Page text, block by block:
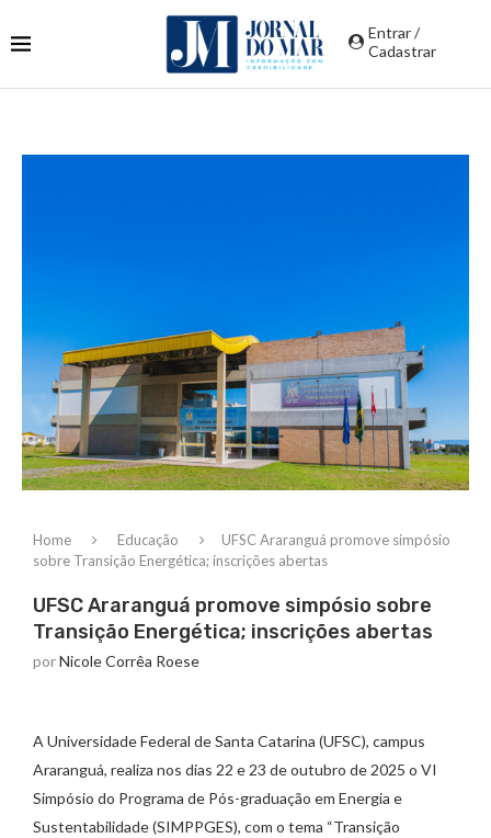
Entrar /
Cadastrar
Home Educação
UFSC Araranguá promove simpósio
sobre Transição Energética; inscrições abertas
UFSC Araranguá promove simpósio sobre
Transição Energética; inscrições abertas
porNicole Corrêa Roese
A Universidade Federal de Santa Catarina (UFSC), campus
Araranguá, realiza nos dias 22 e 23 de outubro de 2025 o VI
Simpósio do Programa de Pós-graduação em Energia e
Sustentabilidade (SIMPPGES), com o tema “Transição